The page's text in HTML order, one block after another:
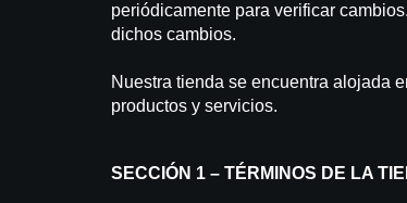
periódicamente para verificar
dichos cambios.
Nuestra tienda se encuentra alojada
productos y servicios.
SECCIÓN 1 – TÉRMINOS DE LA